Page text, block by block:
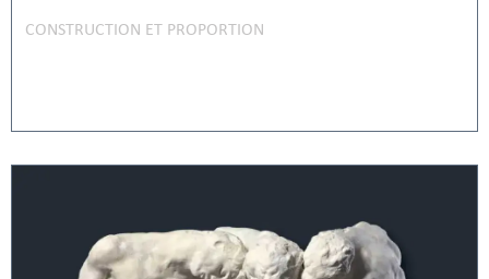
CONSTRUCTION ET PROPORTION